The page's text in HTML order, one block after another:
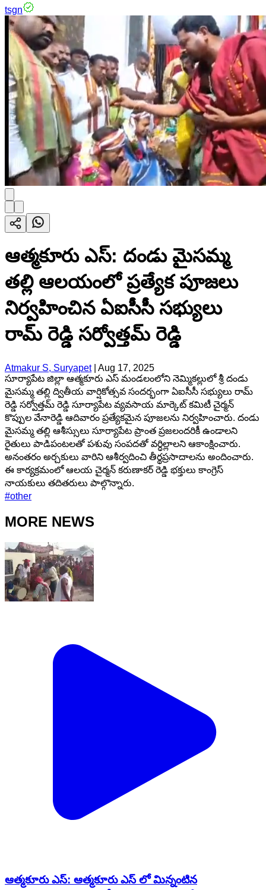
tsgn
ఆత్మకూరు ఎస్: దండు మైసమ్మ
తల్లి ఆలయంలో ప్రత్యేక పూజలు
నిర్వహించిన ఏఐసీసీ సభ్యులు
రామ్ రెడ్డి సర్వోత్తమ్ రెడ్డి
Atmakur S, Suryapet| Aug 17, 2025
సూర్యాపేట జిల్లా ఆత్మకూరు ఎస్ మండలంలోని నెమ్మికల్లులో శ్రీ దండు
మైసమ్మ తల్లి ద్వితీయ వార్షికోత్సవ సందర్భంగా ఏఐసీసీ సభ్యులు రామ్
రెడ్డి సర్వోత్తమ్ రెడ్డి సూర్యాపేట వ్యవసాయ మార్కెట్ కమిటీ చైర్మన్
కొప్పుల వేనారెడ్డి ఆదివారం ప్రత్యేకమైన పూజలను నిర్వహించారు. దండు
మైసమ్మ తల్లి ఆశీస్సులు సూర్యాపేట ప్రాంత ప్రజలందరికీ ఉండాలని
రైతులు పాడిపంటలతో పశువు సంపదతో వర్ధిల్లాలని ఆకాంక్షించారు.
అనంతరం అర్చకులు వారిని ఆశీర్వదించి తీర్థప్రసాదాలను అందించారు.
ఈ కార్యక్రమంలో ఆలయ చైర్మన్ కరుణాకర్ రెడ్డి భక్తులు కాంగ్రెస్
నాయకులు తదితరులు పాల్గొన్నారు.
#other
MORE NEWS
ఆత్మకూరు ఎస్: ఆత్మకూరు ఎస్ లో మిన్నంటిన